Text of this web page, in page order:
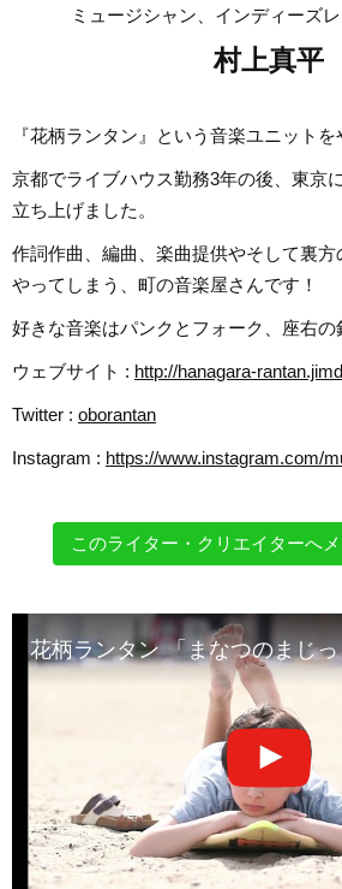
ミュージシャン、インディーズ
村上真平
『花柄ランタン』という音楽ユニットを
京都でライブハウス勤務3年の後、東京
立ち上げました。
作詞作曲、編曲、楽曲提供やそして裏
やってしまう、町の音楽屋さんです！
好きな音楽はパンクとフォーク、座右の
ウェブサイト : http://hanagara-
Twitter : oborantan
Instagram : https://www.instagram.com/
このライター・クリエイターへ
花柄ランタン 「まなつのまじ